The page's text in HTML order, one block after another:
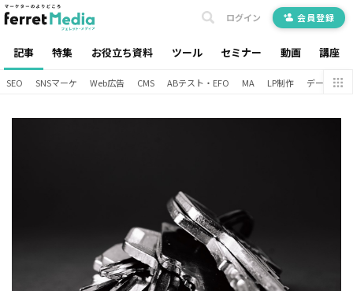
記事 特集 お役立ち資料 ツール セミナー 動画 講座
ログイン 会員登録
SEO SNSマーケ Web広告 CMS ABテスト・EFO MA LP制作 データ分析